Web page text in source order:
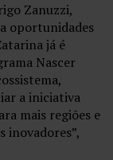
Zanuzzi,
oportunidades
já é
Nascer
a iniciativa
mais regiões e
inovadores”,